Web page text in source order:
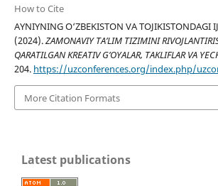
How to Cite
AYNIYNING O‘ZBEKISTON VA TOJIKISTONDAGI
(2024).ZAMONAVIY TA’LIM TIZIMINI
QARATILGAN KREATIV G’OYALAR, TAKLIFLAR VA
204. https://uzconferences.org/index.php/
More Citation Formats
Latest publications